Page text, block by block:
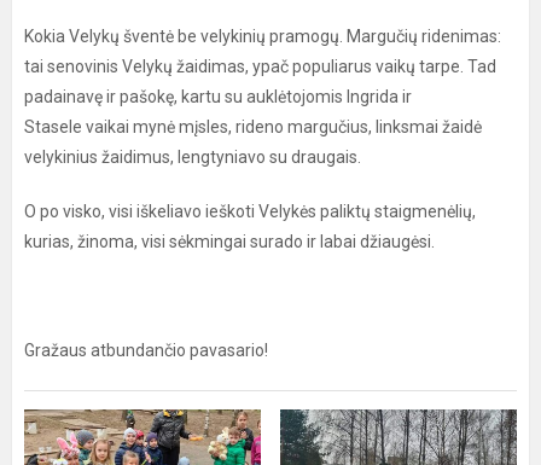
Kokia Velykų šventė be velykinių pramogų. Margučių ridenimas:
tai senovinis Velykų žaidimas, ypač populiarus vaikų tarpe. Tad
padainavę ir pašokę, kartu su auklėtojomis Ingrida ir
Stasele vaikai mynė mįsles, rideno margučius, linksmai žaidė
velykinius žaidimus, lengtyniavo su draugais.
O po visko, visi iškeliavo ieškoti Velykės paliktų staigmenėlių,
kurias, žinoma, visi sėkmingai surado ir labai džiaugėsi.
Gražaus atbundančio pavasario!